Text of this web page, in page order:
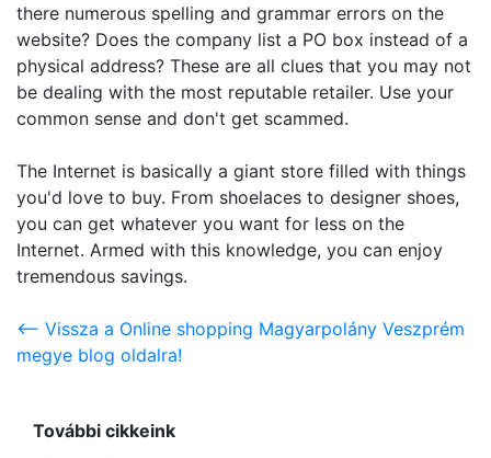
there numerous spelling and grammar errors on the
website? Does the company list a PO box instead of a
physical address? These are all clues that you may not
be dealing with the most reputable retailer. Use your
common sense and don't get scammed.
The Internet is basically a giant store filled with things
you'd love to buy. From shoelaces to designer shoes,
you can get whatever you want for less on the
Internet. Armed with this knowledge, you can enjoy
tremendous savings.
<-- Vissza a Online shopping Magyarpolány Veszprém
megye blog oldalra!
További cikkeink